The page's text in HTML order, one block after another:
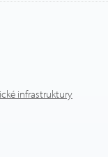
infrastruktury